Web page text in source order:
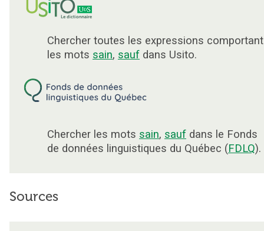
Chercher toutes les expressions comportant
les mots sain, sauf dans Usito.
Chercher les mots sain, sauf dans le Fonds
de données linguistiques du Québec (FDLQ).
Sources